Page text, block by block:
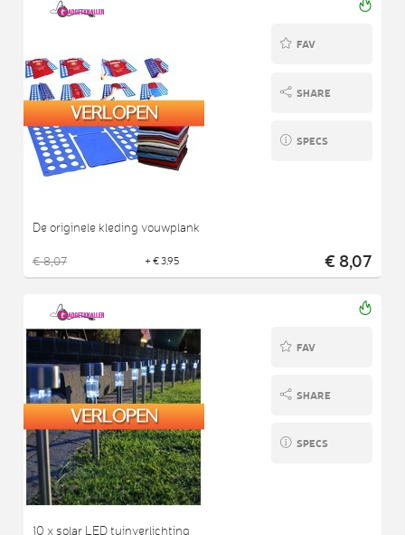
FAV
SHARE
SPECS
De originele kleding vouwplank
€ 8,07 + € 3,95 € 8,07
FAV
SHARE
SPECS
10 x solar LED tuinverlichting